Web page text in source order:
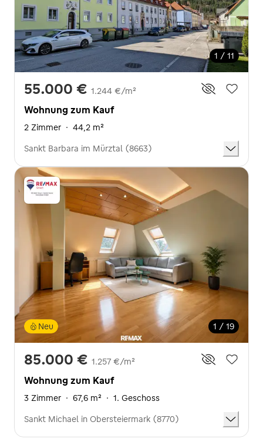
1 / 11
55.000 € 1.244 €/m²
Wohnung zum Kauf
2 Zimmer · 44,2 m²
Sankt Barbara im Mürztal (8663)
1 / 19
Neu
85.000 € 1.257 €/m²
Wohnung zum Kauf
3 Zimmer · 67,6 m² · 1. Geschoss
Sankt Michael in Obersteiermark (8770)